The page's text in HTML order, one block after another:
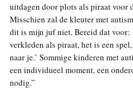
uitdagen door plots als piraat voor
Misschien zal de kleuter met
dit is mijn juf niet. Bereid dat voor:
verkleden als piraat, het is een
naar je.’ Sommige kinderen met
een individueel moment, een
nodig.”